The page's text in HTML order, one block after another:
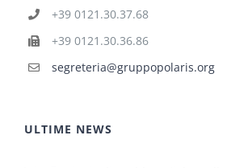
+39 0121.30.37.68
+39 0121.30.36.86
segreteria@gruppopolaris.org
ULTIME NEWS